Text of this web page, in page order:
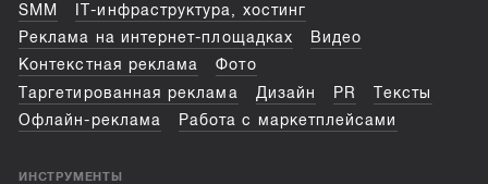
SMM
IT-инфраструктура, хостинг
Реклама на интернет-площадках
Видео
Контекстная реклама
Фото
Таргетированная реклама
Дизайн PR
Тексты
Офлайн-реклама
Работа с маркетплейсами
ИНСТРУМЕНТЫ